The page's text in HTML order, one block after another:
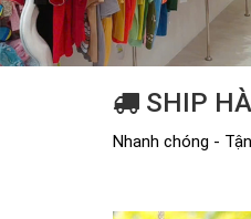
SHIP
Nhanh chóng -